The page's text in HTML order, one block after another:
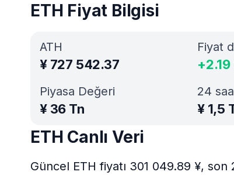
ETH Fiyat Bilgisi
ATH
¥ 727 542.37
Piyasa Değeri
¥ 36 Tn
Fiyat
+2.19
24
¥ 1,5
ETH Canlı Veri
Güncel ETH fiyatı 301 049.89 ¥,